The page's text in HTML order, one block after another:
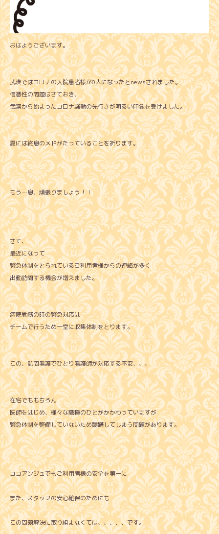
おはようございます。
武漢ではコロナの入院患者様が0人になったとnewsされました。
信憑性の問題はさておき、
武漢から始まったコロナ騒動の先行きが明るい印象を受けました。
夏には終息のメドがたっていることを祈ります。
もう一息、頑張りましょう！！
さて、
最近になって
緊急体制をとられているご利用者様からの連絡が多く
出動訪問する機会が増えました。
病院勤務の時の緊急対応は
チームで行うため一堂に収集体制をとります。
この、訪問看護でひとり看護師が対応する不安、、、
在宅でももちろん
医師をはじめ、様々な職種のひとがかかわっていますが
緊急体制を整備していないため躊躇してしまう問題があります。
ココアンジュでもご利用者様の安全を第一に
また、スタッフの安心確保のためにも
この問題解決に取り組まなくては、、、、、です。